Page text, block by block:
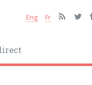
Eng Fr